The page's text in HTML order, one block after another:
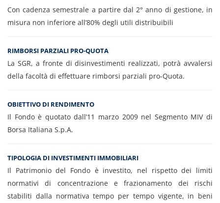
Con cadenza semestrale a partire dal 2° anno di gestione, in
misura non inferiore all’80% degli utili distribuibili
RIMBORSI PARZIALI PRO-QUOTA
La SGR, a fronte di disinvestimenti realizzati, potrà avvalersi
della facoltà di effettuare rimborsi parziali pro-Quota.
OBIETTIVO DI RENDIMENTO
Il Fondo è quotato dall’11 marzo 2009 nel Segmento MIV di
Borsa Italiana S.p.A.
TIPOLOGIA DI INVESTIMENTI IMMOBILIARI
Il Patrimonio del Fondo è investito, nel rispetto dei limiti
normativi di concentrazione e frazionamento dei rischi
stabiliti dalla normativa tempo per tempo vigente, in beni